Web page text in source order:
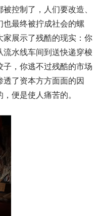
控制了，人们要改造、
最终被拧成社会的螺
家展示了残酷的现实：你
水线车间到送快递穿梭
，你逃不过残酷的市场
了资本方方面面的因
便是使人痛苦的。